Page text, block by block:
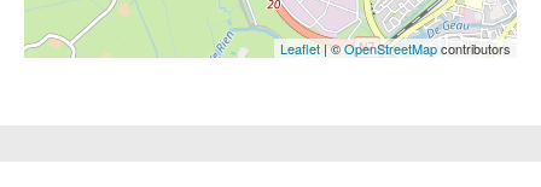
Leaflet| ©OpenStreetMapcontributors